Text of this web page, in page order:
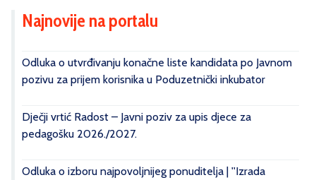
Najnovije na portalu
Odluka o utvrđivanju konačne liste kandidata po Javnom
pozivu za prijem korisnika u Poduzetnički inkubator
Dječji vrtić Radost – Javni poziv za upis djece za
pedagošku 2026./2027.
Odluka o izboru najpovoljnijeg ponuditelja | ''Izrada